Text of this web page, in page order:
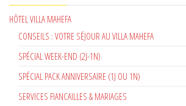
HÔTEL VILLA MAHEFA
CONSEILS : VOTRE SÉJOUR AU VILLA MAHEFA
SPÉCIAL WEEK-END (2J-1N)
SPÉCIAL PACK ANNIVERSAIRE (1J OU 1N)
SERVICES FIANCAILLES & MARIAGES